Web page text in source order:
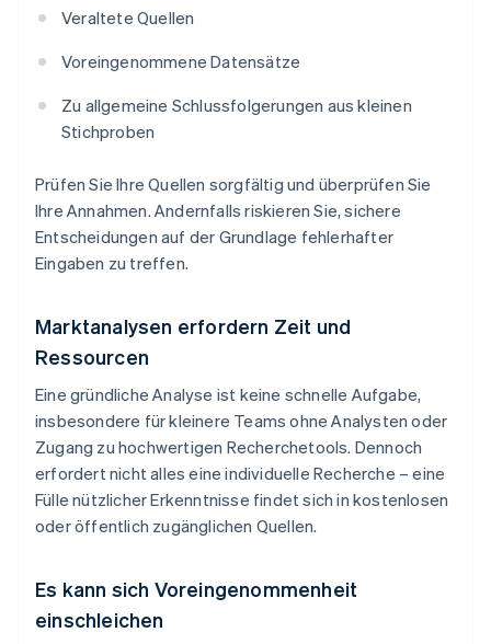
Veraltete Quellen
Voreingenommene Datensätze
Zu allgemeine Schlussfolgerungen aus kleinen
Stichproben
Prüfen Sie Ihre Quellen sorgfältig und überprüfen Sie
Ihre Annahmen. Andernfalls riskieren Sie, sichere
Entscheidungen auf der Grundlage fehlerhafter
Eingaben zu treffen.
Marktanalysen erfordern Zeit und
Ressourcen
Eine gründliche Analyse ist keine schnelle Aufgabe,
insbesondere für kleinere Teams ohne Analysten oder
Zugang zu hochwertigen Recherchetools. Dennoch
erfordert nicht alles eine individuelle Recherche – eine
Fülle nützlicher Erkenntnisse findet sich in kostenlosen
oder öffentlich zugänglichen Quellen.
Es kann sich Voreingenommenheit
einschleichen